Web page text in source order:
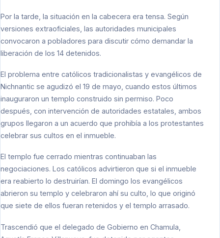
Por la tarde, la situación en la cabecera era tensa. Según
versiones extraoficiales, las autoridades municipales
convocaron a pobladores para discutir cómo demandar la
liberación de los 14 detenidos.
El problema entre católicos tradicionalistas y evangélicos de
Nichnantic se agudizó el 19 de mayo, cuando estos últimos
inauguraron un templo construido sin permiso. Poco
después, con intervención de autoridades estatales, ambos
grupos llegaron a un acuerdo que prohibía a los protestantes
celebrar sus cultos en el inmueble.
El templo fue cerrado mientras continuaban las
negociaciones. Los católicos advirtieron que si el inmueble
era reabierto lo destruirían. El domingo los evangélicos
abrieron su templo y celebraron ahí su culto, lo que originó
que siete de ellos fueran retenidos y el templo arrasado.
Trascendió que el delegado de Gobierno en Chamula,